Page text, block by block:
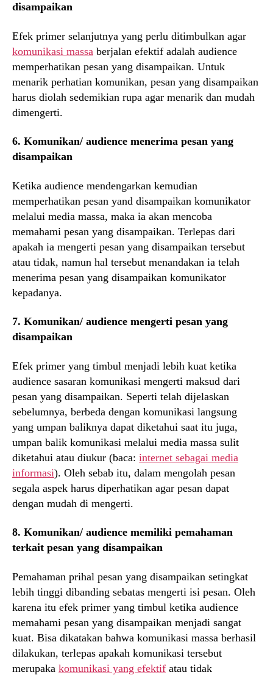
disampaikan
Efek primer selanjutnya yang perlu ditimbulkan agar
komunikasi massa berjalan efektif adalah audience
memperhatikan pesan yang disampaikan. Untuk
menarik perhatian komunikan, pesan yang disampaikan
harus diolah sedemikian rupa agar menarik dan mudah
dimengerti.
6. Komunikan/ audience menerima pesan yang
disampaikan
Ketika audience mendengarkan kemudian
memperhatikan pesan yand disampaikan komunikator
melalui media massa, maka ia akan mencoba
memahami pesan yang disampaikan. Terlepas dari
apakah ia mengerti pesan yang disampaikan tersebut
atau tidak, namun hal tersebut menandakan ia telah
menerima pesan yang disampaikan komunikator
kepadanya.
7. Komunikan/ audience mengerti pesan yang
disampaikan
Efek primer yang timbul menjadi lebih kuat ketika
audience sasaran komunikasi mengerti maksud dari
pesan yang disampaikan. Seperti telah dijelaskan
sebelumnya, berbeda dengan komunikasi langsung
yang umpan baliknya dapat diketahui saat itu juga,
umpan balik komunikasi melalui media massa sulit
diketahui atau diukur (baca: internet sebagai media
informasi). Oleh sebab itu, dalam mengolah pesan
segala aspek harus diperhatikan agar pesan dapat
dengan mudah di mengerti.
8. Komunikan/ audience memiliki pemahaman
terkait pesan yang disampaikan
Pemahaman prihal pesan yang disampaikan setingkat
lebih tinggi dibanding sebatas mengerti isi pesan. Oleh
karena itu efek primer yang timbul ketika audience
memahami pesan yang disampaikan menjadi sangat
kuat. Bisa dikatakan bahwa komunikasi massa berhasil
dilakukan, terlepas apakah komunikasi tersebut
merupaka komunikasi yang efektif atau tidak